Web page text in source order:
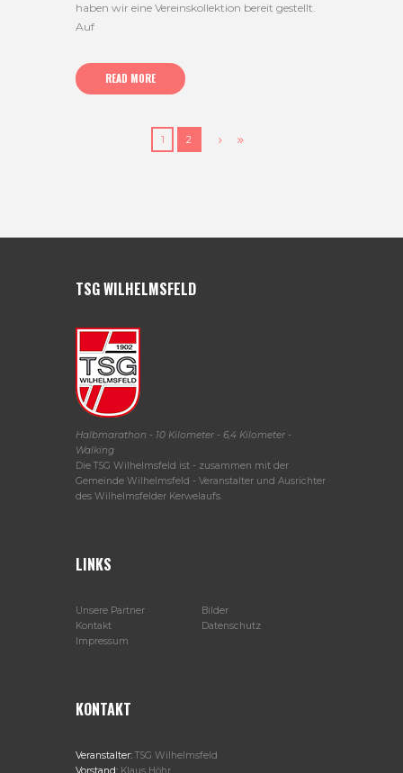
haben wir eine Vereinskollektion bereit gestellt.
Auf
READ MORE
1 2
TSG WILHELMSFELD
Halbmarathon - 10 Kilometer - 6,4 Kilometer -
Walking
Die TSG Wilhelmsfeld ist - zusammen mit der
Gemeinde Wilhelmsfeld - Veranstalter und Ausrichter
des Wilhelmsfelder Kerwelaufs.
LINKS
Unsere Partner
Bilder
Kontakt
Datenschutz
Impressum
KONTAKT
Veranstalter:TSG Wilhelmsfeld